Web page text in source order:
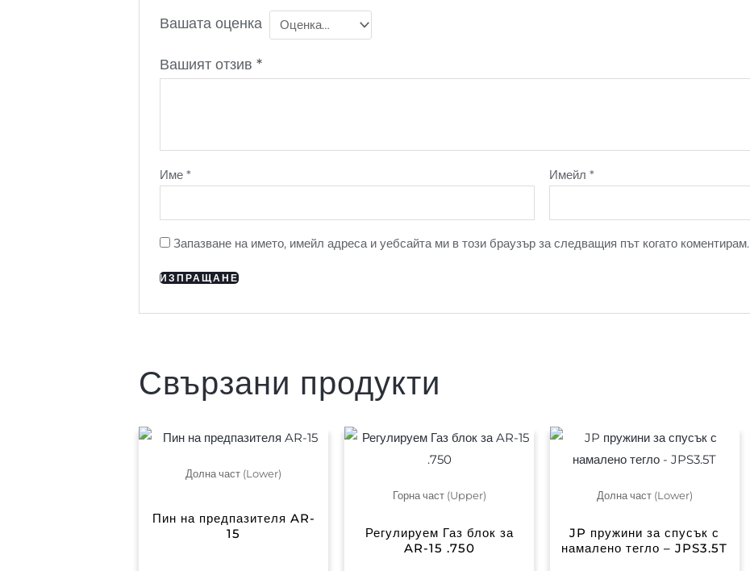
Вашата оценка
Вашият отзив*
Име* Имейл*
Запазване на името, имейл адреса и уебсайта ми в този браузър за следващия път когато коментирам.
Свързани продукти
Долна част (Lower)
Пин на предпазителя AR-
15
Горна част (Upper)
Регулируем Газ блок за
AR-15 .750
Долна част (Lower)
JP пружини за спусък с
намалено тегло – JPS3.5T